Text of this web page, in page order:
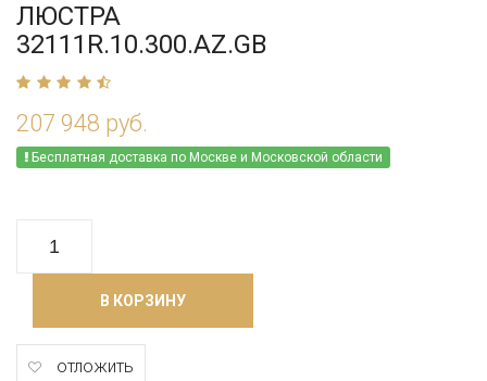
ЛЮСТРА
32111R.10.300.AZ.GB
207 948 руб.
Бесплатная доставка по Москве и Московской области
В КОРЗИНУ
отложить